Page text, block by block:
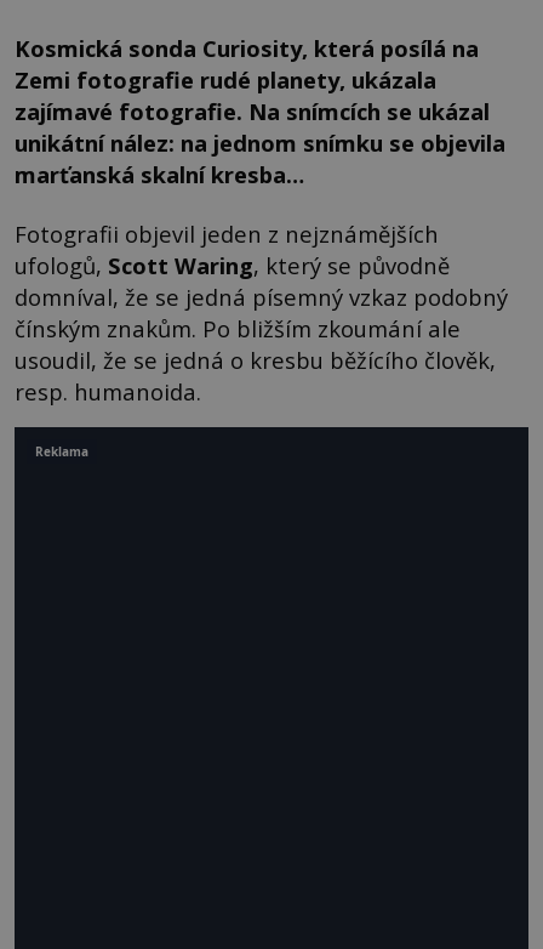
Kosmická sonda Curiosity, která posílá na
Zemi fotografie rudé planety, ukázala
zajímavé fotografie. Na snímcích se ukázal
unikátní nález: na jednom snímku se objevila
marťanská skalní kresba…
Fotografii objevil jeden z nejznámějších
ufologů, Scott Waring, který se původně
domníval, že se jedná písemný vzkaz podobný
čínským znakům. Po bližším zkoumání ale
usoudil, že se jedná o kresbu běžícího člověk,
resp. humanoida.
Reklama